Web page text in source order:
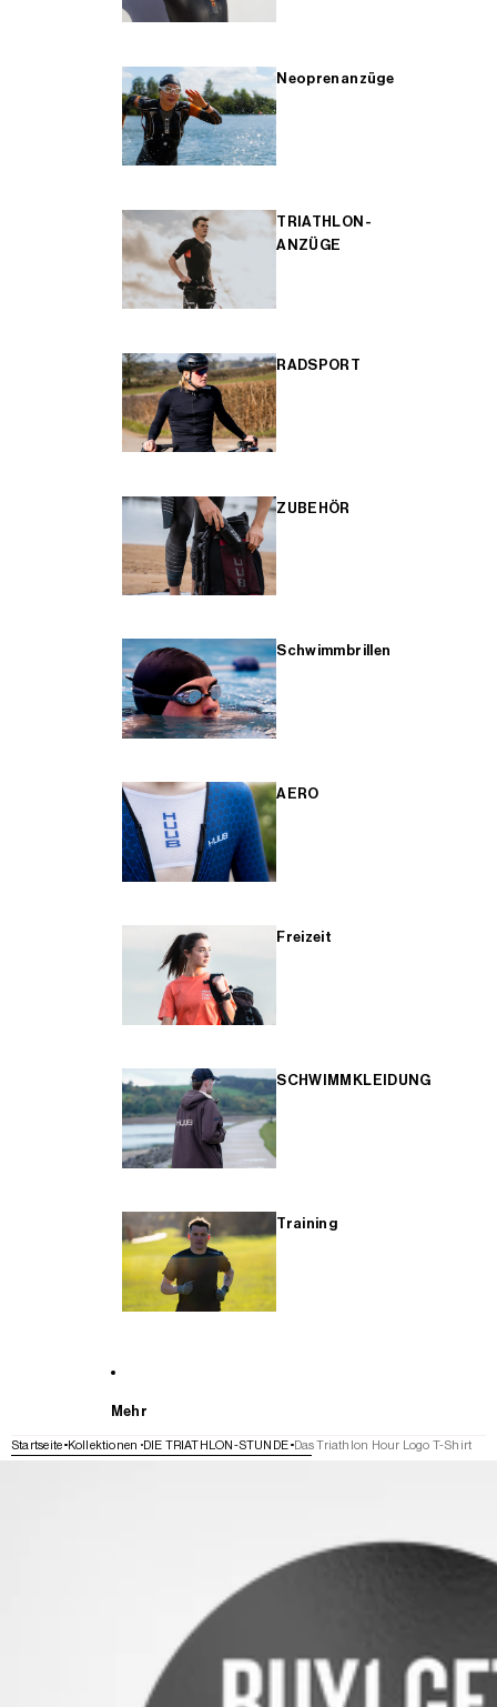
Neoprenanzüge
TRIATHLON-
ANZÜGE
RADSPORT
ZUBEHÖR
Schwimmbrillen
AERO
Freizeit
SCHWIMMKLEIDUNG
Training
Mehr
Startseite Kollektionen DIE TRIATHLON-STUNDE Das Triathlon Hour Logo T-Shirt
WEITER ZU DEN PRODUKTINFORMATIONEN